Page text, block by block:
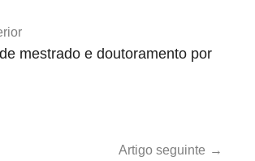
mestrado e doutoramento por
Artigo seguinte